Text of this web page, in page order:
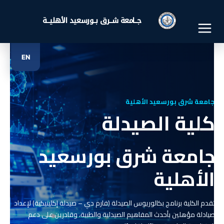
المحتوى
جــامعة شــرق بــورسعيد الأهليــة
جامعة شرق بورسعيد
الأهلية
تقدم الكلية برنامج بكالوريوس الصيدلة (فارم دي – صيدلة إكلينيكية) لإعداد
صيادلة مؤهلين بأحدث المفاهيم الصيدلية والطبية، وقادرين على دعم
EN